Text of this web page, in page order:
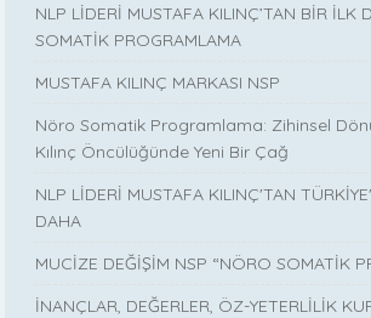
NLP LİDERİ MUSTAFA KILINÇ’TAN BİR İLK
SOMATİK PROGRAMLAMA
MUSTAFA KILINÇ MARKASI NSP
Nöro Somatik Programlama: Zihinsel
Kılınç Öncülüğünde Yeni Bir Çağ
NLP LİDERİ MUSTAFA KILINÇ'TAN
DAHA
MUCİZE DEĞİŞİM NSP “NÖRO SOMATİK
İNANÇLAR, DEĞERLER, ÖZ-YETERLİLİK